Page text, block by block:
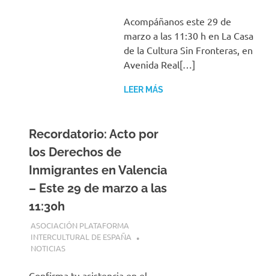
Acompáñanos este 29 de
marzo a las 11:30 h en La Casa
de la Cultura Sin Fronteras, en
Avenida Real[…]
LEER MÁS
Recordatorio: Acto por
los Derechos de
Inmigrantes en Valencia
– Este 29 de marzo a las
11:30h
26 MARZO, 2025
ASOCIACIÓN PLATAFORMA
INTERCULTURAL DE ESPAÑA
NOTICIAS